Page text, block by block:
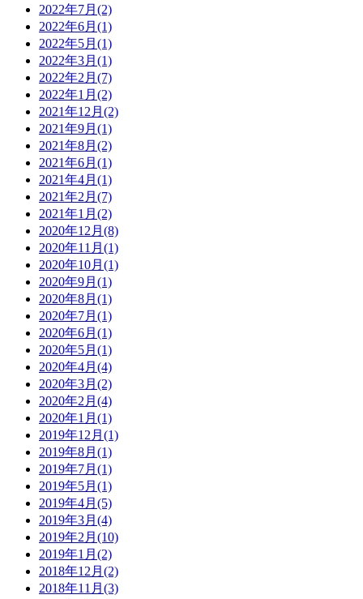
2022年7月 (2)
2022年6月 (1)
2022年5月 (1)
2022年3月 (1)
2022年2月 (7)
2022年1月 (2)
2021年12月 (2)
2021年9月 (1)
2021年8月 (2)
2021年6月 (1)
2021年4月 (1)
2021年2月 (7)
2021年1月 (2)
2020年12月 (8)
2020年11月 (1)
2020年10月 (1)
2020年9月 (1)
2020年8月 (1)
2020年7月 (1)
2020年6月 (1)
2020年5月 (1)
2020年4月 (4)
2020年3月 (2)
2020年2月 (4)
2020年1月 (1)
2019年12月 (1)
2019年8月 (1)
2019年7月 (1)
2019年5月 (1)
2019年4月 (5)
2019年3月 (4)
2019年2月 (10)
2019年1月 (2)
2018年12月 (2)
2018年11月 (3)